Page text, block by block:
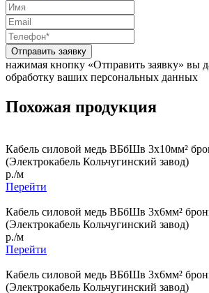
Отправить заявку
нажимая кнопку «Отправить заявку» вы
обработку ваших персональных данных
Похожая продукция
Кабель силовой медь ВБбШв 3x10мм²
(Электрокабель Кольчугинский завод)
р./м
Перейти
Кабель силовой медь ВБбШв 3x6мм²
(Электрокабель Кольчугинский завод)
р./м
Перейти
Кабель силовой медь ВБбШв 3x6мм²
(Электрокабель Кольчугинский завод)